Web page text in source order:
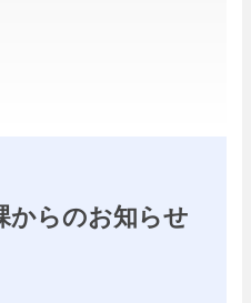
からのお知らせ